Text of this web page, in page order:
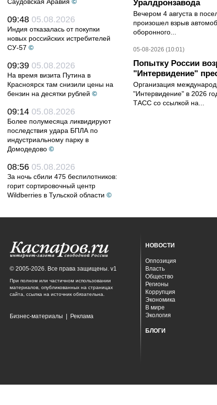
09:48 05.08.2026
Индия отказалась от покупки
новых российских истребителей
СУ-57 ©
09:39 05.08.2026
На время визита Путина в
Красноярск там снизили цены на
бензин на десятки рублей ©
09:14 05.08.2026
Более полумесяца ликвидируют
последствия удара БПЛА по
индустриальному парку в
Домодедово ©
08:56 05.08.2026
За ночь сбили 475 беспилотников:
горит сортировочный центр
Wildberries в Тульской области ©
Уралдронзавода
Вечером 4 августа в
произошел взрыв
оборонного...
05-08-2026 (10:01)
Попытку России
"Интервидение"
Организация
"Интервидение" в 2026
ТАСС со ссылкой на...
© 2005-2026. Все права защищены. v1
При полном или частичном использовании
материалов, опубликованных на страницах
сайта, ссылка на источник обязательна.
Бизнес-материалы Реклама
НОВОСТИ
Оппозиция
Власть
Общество
Регионы
Коррупция
Экономика
В мире
Экология
БЛОГИ